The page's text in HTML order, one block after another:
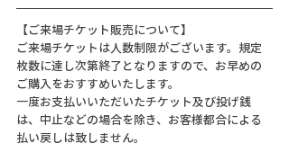
【ご来場チケット販売について】
ご来場チケットは人数制限がございます。規定
枚数に達し次第終了となりますので、お早めの
ご購入をおすすめいたします。
一度お支払いいただいたチケット及び投げ銭
は、中止などの場合を除き、お客様都合による
払い戻しは致しません。